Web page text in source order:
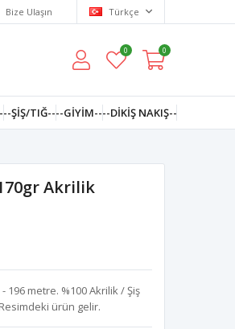
Bize Ulaşın Türkçe
0 0
--ŞİŞ/TIĞ----GIYIM----DIKIŞ NAKIŞ--
Akrilik
metre. %100 Akrilik / Şiş
ürün gelir.